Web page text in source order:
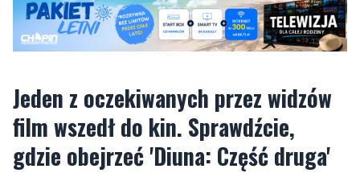
Jeden z oczekiwanych przez widzów
film wszedł do kin. Sprawdźcie,
gdzie obejrzeć 'Diuna: Część druga'